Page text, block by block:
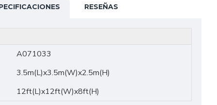
RESEÑAS
A071033
3.5m(L)x3.5m(W)x2.5m(H)
12ft(L)x12ft(W)x8ft(H)